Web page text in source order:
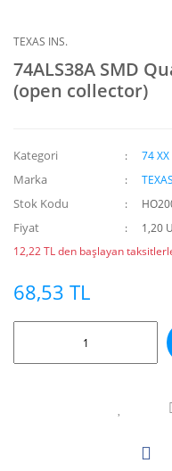
TEXAS INS.
74ALS38A SMD
(open collector)
Kategori 74
Marka
Stok Kodu
Fiyat
1,20
12,22 TL den başlayan
68,53 TL